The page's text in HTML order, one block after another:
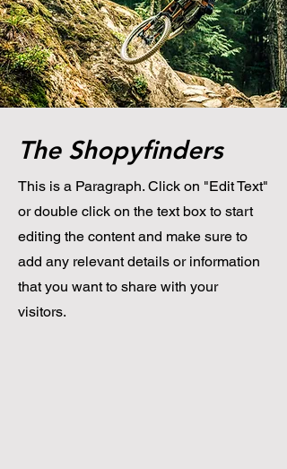
The Shopyfinders
This is a Paragraph. Click on "Edit Text"
or double click on the text box to start
editing the content and make sure to
add any relevant details or information
that you want to share with your
visitors.